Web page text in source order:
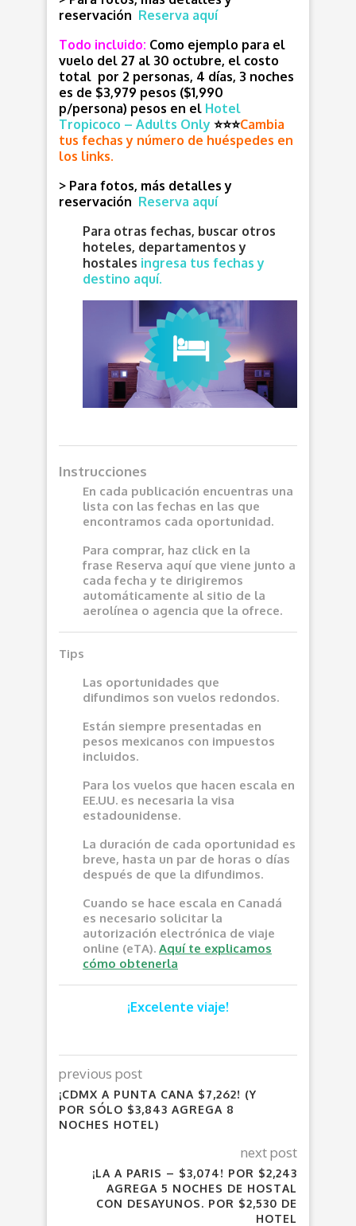
reservación Reserva aquí
Todo incluido: Como ejemplo para el
vuelo del 27 al 30 octubre, el costo
total por 2 personas, 4 días, 3 noches
es de $3,979 pesos ($1,990
p/persona) pesos en el Hotel
Tropicoco – Adults Only ⭐⭐⭐Cambia
tus fechas y número de huéspedes en
los links.
> Para fotos, más detalles y
reservación Reserva aquí
Para otras fechas, buscar otros
hoteles, departamentos y
hostales ingresa tus fechas y
destino aquí.
Instrucciones
En cada publicación encuentras una
lista con las fechas en las que
encontramos cada oportunidad.
Para comprar, haz click en la
frase Reserva aquí que viene junto a
cada fecha y te dirigiremos
automáticamente al sitio de la
aerolínea o agencia que la ofrece.
Tips
Las oportunidades que
difundimos son vuelos redondos.
Están siempre presentadas en
pesos mexicanos con impuestos
incluidos.
Para los vuelos que hacen escala en
EE.UU. es necesaria la visa
estadounidense.
La duración de cada oportunidad es
breve, hasta un par de horas o días
después de que la difundimos.
Cuando se hace escala en Canadá
es necesario solicitar la
autorización electrónica de viaje
online (eTA). Aquí te explicamos
cómo obtenerla
¡Excelente viaje!
previous post
¡CDMX A PUNTA CANA $7,262! (Y
POR SÓLO $3,843 AGREGA 8
NOCHES HOTEL)
next post
¡LA A PARIS – $3,074! POR $2,243
AGREGA 5 NOCHES DE HOSTAL
CON DESAYUNOS. POR $2,530 DE
HOTEL